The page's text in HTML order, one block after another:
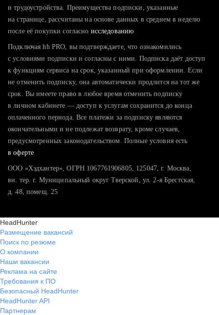
тратите много времени на поиск и вручную поднимаете
хотите сравнить себя с конкурентами и оценить шансы
и трудоустройства. Преимущества подписки, указанные
на странице, рассчитаны на основе данных в среднем в неделю
после её покупки согласно исследованию
Подключая hh PRO, вы подтверждаете, что ознакомились
с условиями подписки и согласны с ними. Подписка даёт доступ
к функциям сервиса на срок, указанный при оформлении. Если
не отменить подписку, она автоматически продлится на тот же
срок. Вы имеете право в любое время отменить подписку
в личном кабинете — доступ к услугам сохранится до конца
оплаченного периода. Все платежи за подписку являются
окончательными и не подлежат возврату, кроме случаев,
предусмотренных законодательством. Полные условия есть
в оферте
ООО «Хэдхантер», ОГРН 1067761906805, 125047, г. Москва,
вн. тер. г. Муниципальный округ Тверской, ул. 2-я Брестская,
д. 48, помещ. 25
HeadHunter
Размещение вакансий
Поиск по резюме
О компании
Наши вакансии
Реклама на сайте
Требования к ПО
Безопасный HeadHunter
HeadHunter API
Партнерам